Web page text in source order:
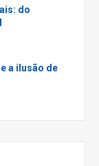
do
a ilusão de